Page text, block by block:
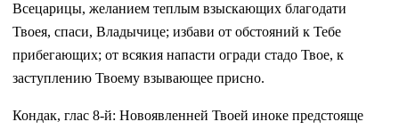
Всецарицы, желанием теплым взыскающих благодати
Твоея, спаси, Владычице; избави от обстояний к Тебе
прибегающих; от всякия напасти огради стадо Твое, к
заступлению Твоему взывающее присно.
Кондак, глас 8-й: Новоявленней Твоей иноке предстояще